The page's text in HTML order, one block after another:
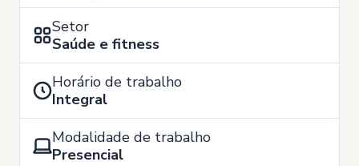
Setor
Saúde e fitness
Horário de trabalho
Integral
Modalidade de trabalho
Presencial